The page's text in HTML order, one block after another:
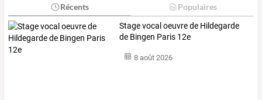
Récents Populaires
Stage vocal oeuvre de Hildegarde
de Bingen Paris 12e
8 août 2026